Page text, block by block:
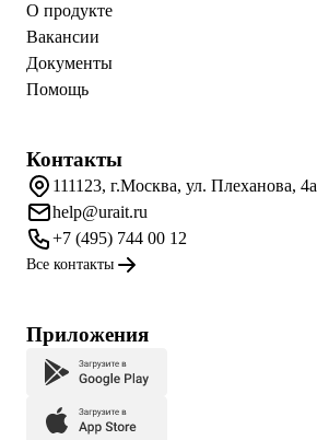
О продукте
Вакансии
Документы
Помощь
Контакты
111123, г.Москва, ул. Плеханова, 4а
help@urait.ru
+7 (495) 744 00 12
Все контакты
Приложения